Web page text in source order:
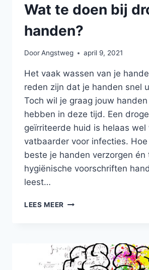
Wat te doen bij
handen?
DoorAngstweg april 9, 2021
Het vaak wassen van je
reden zijn dat je handen snel
Toch wil je graag jouw
hebben in deze tijd. Een
geïrriteerde huid is helaas wel
vatbaarder voor infecties.
beste je handen verzorgen én
hygiënische voorschriften
leest…
LEES MEER WAT
DROGE
HANDEN?